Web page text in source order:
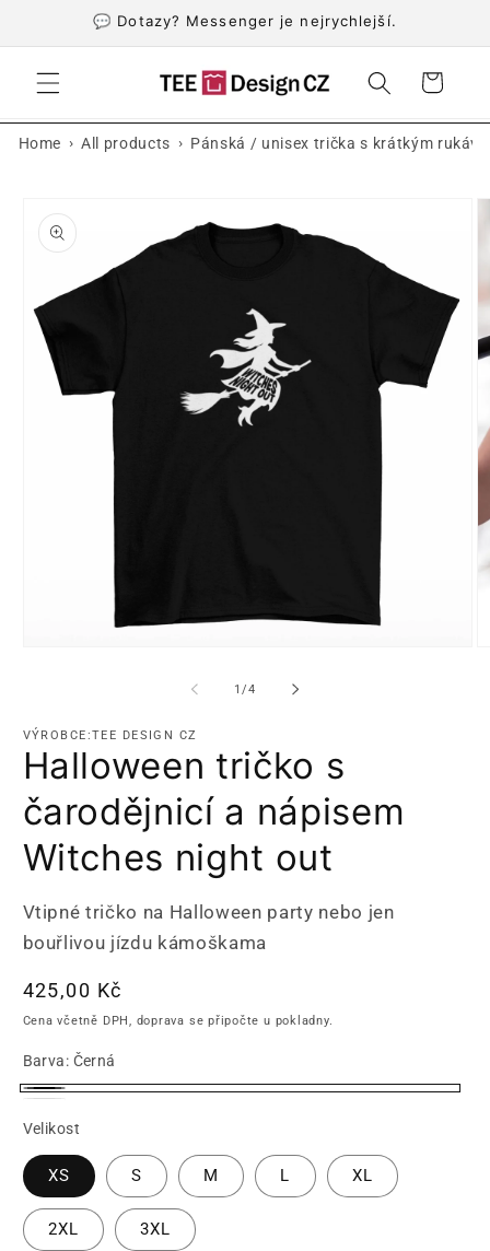
Přejít k💬 Dotazy? Messenger je nejrychlejší.
Košík
Home › All products › Pánská / unisex trička s krátkým
informace
produktu
okně
1/z4
VÝROBCE:TEE DESIGN CZ
Halloween tričko s
čarodějnicí a nápisem
Witches night out
Vtipné tričko na Halloween party nebo jen
bouřlivou jízdu kámoškama
Běžná
cena
425,00 Kč
Cena včetně DPH, doprava se připočte u pokladny.
Barva: Černá
Černá
Velikost
XS S M L XL
2XL 3XL